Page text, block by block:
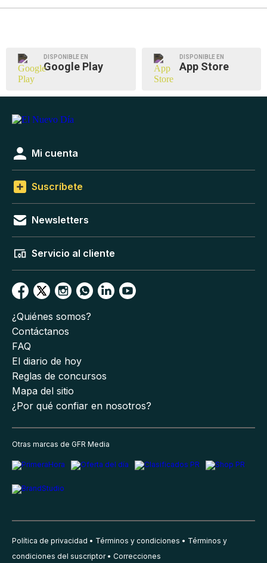
DISPONIBLE EN
Google Play
DISPONIBLE EN
App Store
Mi cuenta
Suscríbete
Newsletters
Servicio al cliente
¿Quiénes somos?
Contáctanos
FAQ
El diario de hoy
Reglas de concursos
Mapa del sitio
¿Por qué confiar en nosotros?
Otras marcas de GFR Media
Política de privacidad Términos y condiciones
Términos y
condiciones del suscriptor
Correcciones